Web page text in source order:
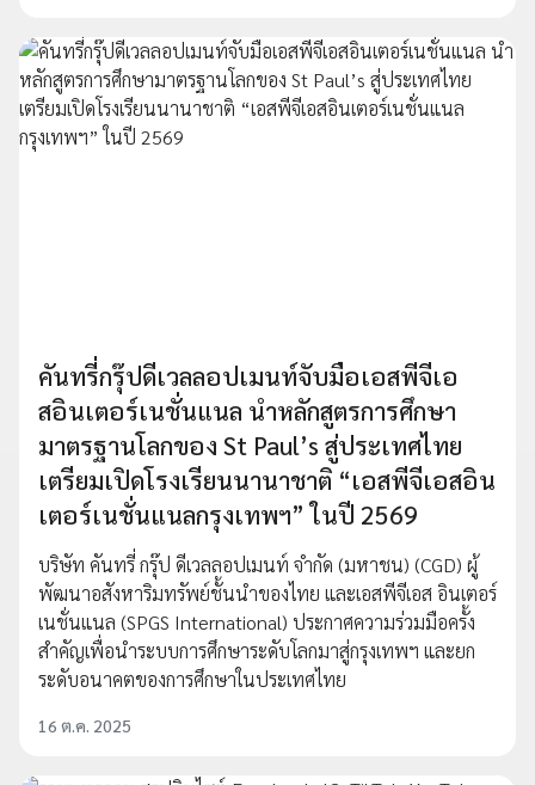
คันทรี่กรุ๊ปดีเวลลอปเมนท์จับมือเอสพีจีเอ
สอินเตอร์เนชั่นแนล นำหลักสูตรการศึกษา
มาตรฐานโลกของ St Paul’s สู่ประเทศไทย
เตรียมเปิดโรงเรียนนานาชาติ “เอสพีจีเอสอิน
เตอร์เนชั่นแนลกรุงเทพฯ” ในปี 2569
บริษัท คันทรี่ กรุ๊ป ดีเวลลอปเมนท์ จำกัด (มหาชน) (CGD) ผู้
พัฒนาอสังหาริมทรัพย์ชั้นนำของไทย และเอสพีจีเอส อินเตอร์
เนชั่นแนล (SPGS International) ประกาศความร่วมมือครั้ง
สำคัญเพื่อนำระบบการศึกษาระดับโลกมาสู่กรุงเทพฯ และยก
ระดับอนาคตของการศึกษาในประเทศไทย
16 ต.ค. 2025